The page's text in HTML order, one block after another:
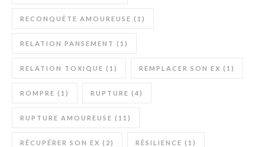
RECONQUÊTE AMOUREUSE (1)
RELATION PANSEMENT (1)
RELATION TOXIQUE (1) REMPLACER SON EX (1)
ROMPRE (1) RUPTURE (4)
RUPTURE AMOUREUSE (11)
RÉCUPÉRER SON EX (2) RÉSILIENCE (1)